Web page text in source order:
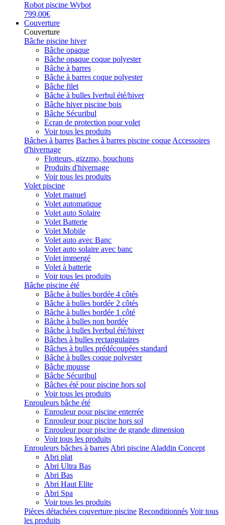
Robot piscine Wybot
799,00€
Couverture
Couverture
Bâche piscine hiver
Bâche opaque
Bâche opaque coque polyester
Bâche à barres
Bâche à barres coque polyester
Bâche filet
Bâche à bulles Iverbul été/hiver
Bâche hiver piscine bois
Bâche Sécuribul
Ecran de protection pour volet
Voir tous les produits
Bâches à barres Baches à barres piscine coque Accessoires
d'hivernage
Flotteurs, gizzmo, bouchons
Produits d'hivernage
Voir tous les produits
Volet piscine
Volet manuel
Volet automatique
Volet auto Solaire
Volet Batterie
Volet Mobile
Volet auto avec Banc
Volet auto solaire avec banc
Volet immergé
Volet à batterie
Voir tous les produits
Bâche piscine été
Bâche à bulles bordée 4 côtés
Bâche à bulles bordée 2 côtés
Bâche à bulles bordée 1 côté
Bâche à bulles non bordée
Bâche à bulles Iverbul été/hiver
Bâches à bulles rectangulaires
Bâches à bulles prédécoupées standard
Bâche à bulles coque polyester
Bâche mousse
Bâche Sécuribul
Bâches été pour piscine hors sol
Voir tous les produits
Enrouleurs bâche été
Enrouleur pour piscine enterrée
Enrouleur pour piscine hors sol
Enrouleur pour piscine de grande dimension
Voir tous les produits
Enrouleurs bâches à barres Abri piscine Aladdin Concept
Abri plat
Abri Ultra Bas
Abri Bas
Abri Haut Elite
Abri Spa
Voir tous les produits
Pièces détachées couverture piscine Reconditionnés Voir tous
les produits